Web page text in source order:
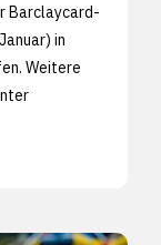
Barclaycard-
in
Weitere